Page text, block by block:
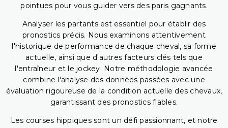
pointues pour vous guider vers des paris gagnants.
Analyser les partants est essentiel pour établir des
pronostics précis. Nous examinons attentivement
l'historique de performance de chaque cheval, sa forme
actuelle, ainsi que d'autres facteurs clés tels que
l'entraîneur et le jockey. Notre méthodologie avancée
combine l'analyse des données passées avec une
évaluation rigoureuse de la condition actuelle des chevaux,
garantissant des pronostics fiables.
Les courses hippiques sont un défi passionnant, et notre